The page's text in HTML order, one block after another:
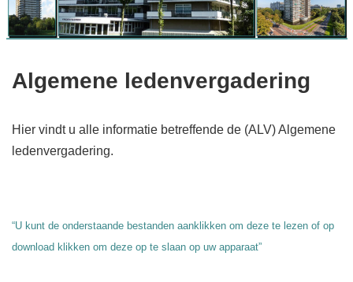
Algemene ledenvergadering
Hier vindt u alle informatie betreffende de (ALV) Algemene
ledenvergadering.
“U kunt de onderstaande bestanden aanklikken om deze te lezen of op
download klikken om deze op te slaan op uw apparaat”